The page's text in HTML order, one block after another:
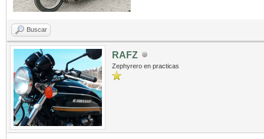
Buscar
RAFZ
Zephyrero en practicas